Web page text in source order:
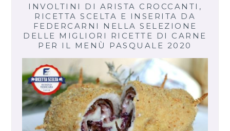
INVOLTINI DI ARISTA CROCCANTI,
RICETTA SCELTA E INSERITA DA
FEDERCARNI NELLA SELEZIONE
DELLE MIGLIORI RICETTE DI CARNE
PER IL MENÙ PASQUALE 2020